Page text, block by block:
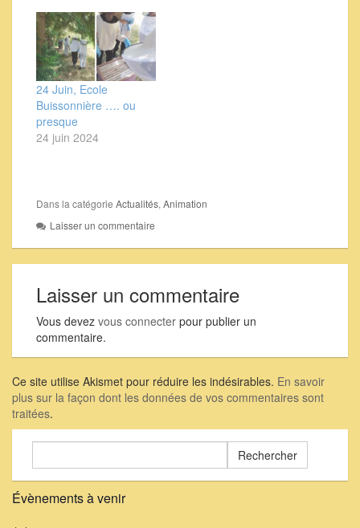
24 Juin, Ecole
Buissonnière …. ou
presque
24 juin 2024
Dans la catégorie Actualités, Animation
Laisser un commentaire
Laisser un commentaire
Vous devez vous connecter pour publier un
commentaire.
Ce site utilise Akismet pour réduire les indésirables. En savoir
plus sur la façon dont les données de vos commentaires sont
traitées.
Évènements à venir